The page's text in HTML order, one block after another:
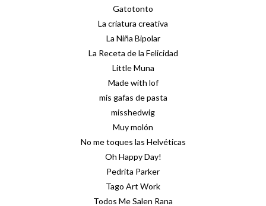
Gatotonto
La criatura creativa
La Niña Bipolar
La Receta de la Felicidad
Little Muna
Made with lof
mis gafas de pasta
misshedwig
Muy molón
No me toques las Helvéticas
Oh Happy Day!
Pedrita Parker
Tago Art Work
Todos Me Salen Rana